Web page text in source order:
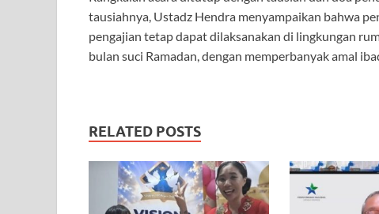
tausiahnya, Ustadz Hendra menyampaikan bahwa
pengajian tetap dapat dilaksanakan di lingkungan
bulan suci Ramadan, dengan memperbanyak amal
RELATED POSTS